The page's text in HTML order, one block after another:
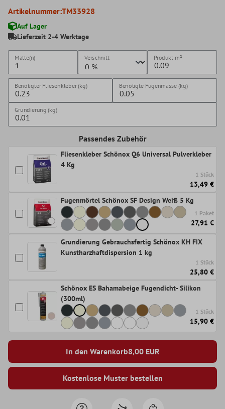
Artikelnummer:TM33928
Auf Lager
Lieferzeit 2-4 Werktage
Matte(n) Verschnitt Produkt m²
Benötigter Fliesenkleber (kg) Benötigte Fugenmasse (kg)
Grundierung (kg)
Passendes Zubehör
Fliesenkleber Schönox Q6 Universal Pulverkleber
4 Kg
1 Stück
13,49 €
Fugenmörtel Schönox SF Design Weiß 5 Kg
1 Paket
27,91 €
Grundierung Gebrauchsfertig Schönox KH FIX
Kunstharzhaftdispersion 1 kg
1 Stück
25,80 €
Schönox ES Bahamabeige Fugendicht- Silikon
(300ml)
1 Stück
15,90 €
In den Warenkorb8,00EUR
Kostenlose Muster bestellen